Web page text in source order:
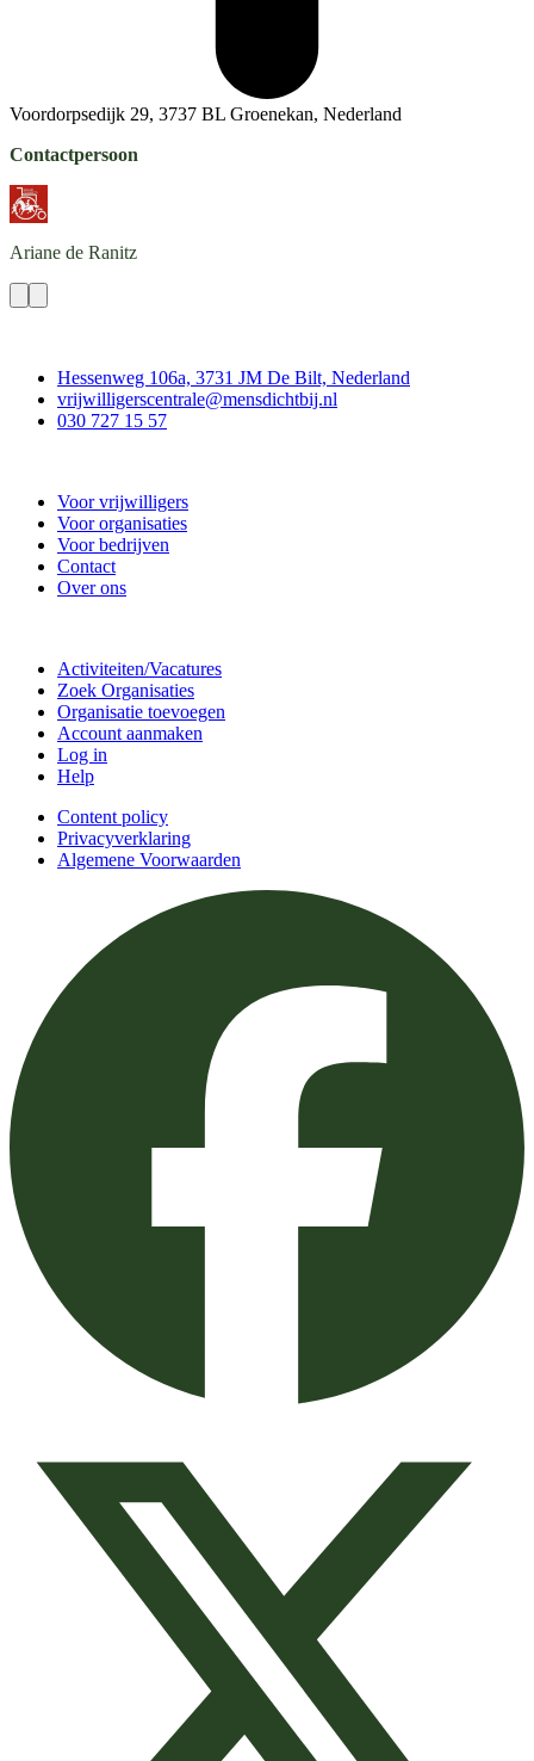
Voordorpsedijk 29, 3737 BL Groenekan, Nederland
Contactpersoon
Ariane de Ranitz
Hessenweg 106a, 3731 JM De Bilt, Nederland
vrijwilligerscentrale@mensdichtbij.nl
030 727 15 57
Voor vrijwilligers
Voor organisaties
Voor bedrijven
Contact
Over ons
Activiteiten/Vacatures
Zoek Organisaties
Organisatie toevoegen
Account aanmaken
Log in
Help
Content policy
Privacyverklaring
Algemene Voorwaarden